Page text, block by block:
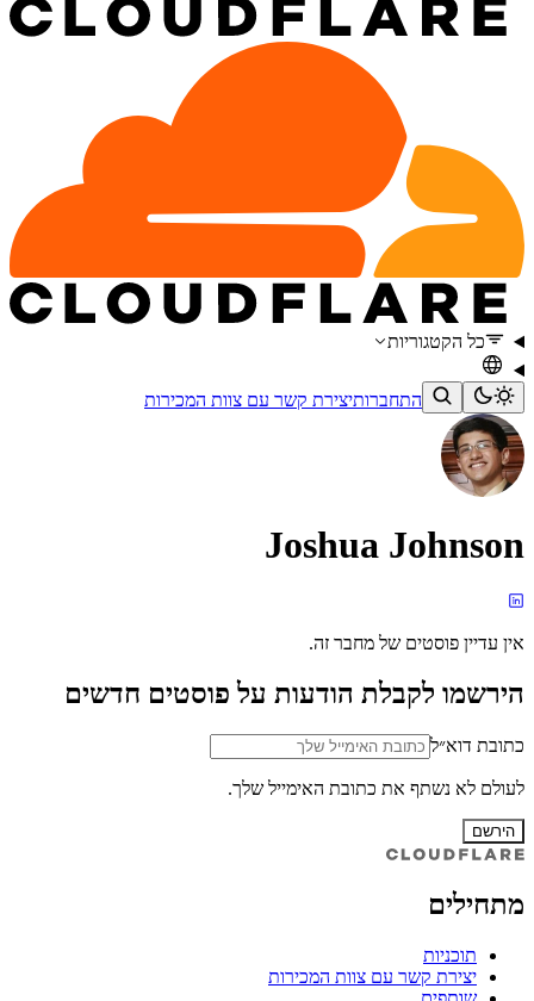
כל הקטגוריות
התחברותיצירת קשר עם צוות המכירות
Joshua Johnson
אין עדיין פוסטים של מחבר זה.
הירשמו לקבלת הודעות על פוסטים חדשים
כתובת דוא״ל
לעולם לא נשתף את כתובת האימייל שלך.
הירשם
מתחילים
תוכניות
יצירת קשר עם צוות המכירות